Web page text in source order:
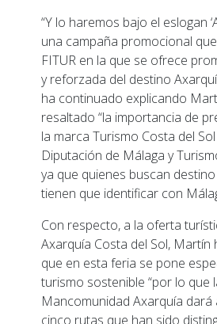
“Y lo haremos bajo el eslogan
una campaña promocional
FITUR en la que se ofrece
y reforzada del destino
ha continuado explicando
resaltado “la importancia de
la marca Turismo Costa del
Diputación de Málaga y
ya que quienes buscan
tienen que identificar con
Con respecto, a la oferta
Axarquía Costa del Sol,
que en esta feria se pone
turismo sostenible “por lo que
Mancomunidad Axarquía dará
cinco rutas que han sido